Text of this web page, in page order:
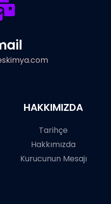
HAKKIMIZDA
Tarihçe
Hakkımızda
Kurucunun Mesajı